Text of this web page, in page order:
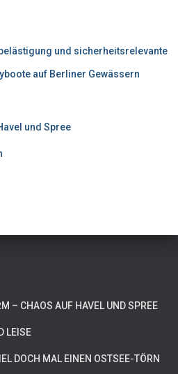
und sicherheitsrelevante
auf Berliner Gewässern
und Spree
– CHAOS AUF HAVEL UND SPREE
LEISE
DOCH MAL EINEN OSTSEE-TÖRN